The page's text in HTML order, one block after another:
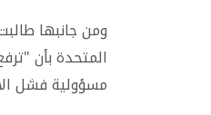
ومن جانبها
المتحدة بأن
مسؤولية فشل